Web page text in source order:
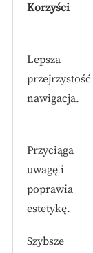
Korzyści
Lepsza
nawigacja.
Przyciąga
uwagę i
poprawia
estetykę.
Szybsze